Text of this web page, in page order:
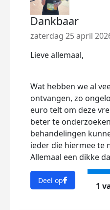
Dankbaar
zaterdag 25 april
Lieve allemaal,
Wat hebben we al
ontvangen, zo
euro telt om deze
beter te
behandelingen
ieder die hiermee te
Allemaal een dikke
Deel op
1